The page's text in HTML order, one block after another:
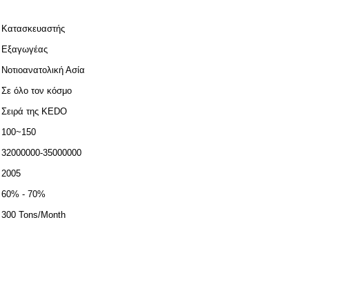
Κατασκευαστής
Εξαγωγέας
Νοτιοανατολική Ασία
Σε όλο τον κόσμο
Σειρά της KEDO
100~150
32000000-35000000
2005
60% - 70%
300 Tons/Month